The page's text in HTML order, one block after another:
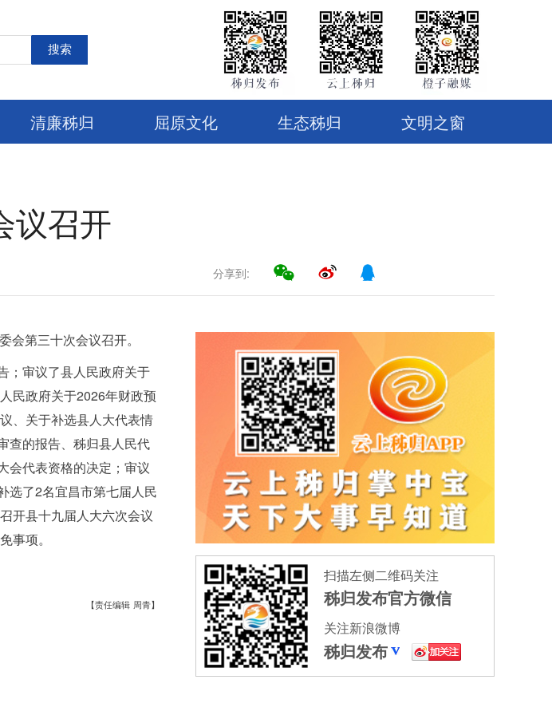
搜索
清廉秭归 屈原文化 生态秭归 文明之窗
议召开
分享到:
会第三十次会议召开。
；审议了县人民政府关于
民政府关于2026年财政预
、关于补选县人大代表情
查的报告、秭归县人民代
会代表资格的决定；审议
选了2名宜昌市第七届人民
开县十九届人大六次会议
事项。
【责任编辑 周青】
扫描左侧二维码关注
秭归发布官方微信
关注新浪微博
秭归发布